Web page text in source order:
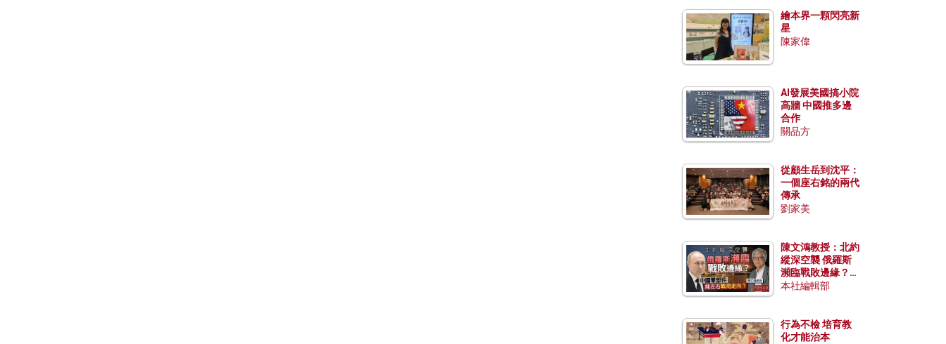
繪本界一顆閃亮新
星
陳家偉
AI發展美國搞小院
高牆 中國推多邊
合作
關品方
從顧生岳到沈平：
一個座右銘的兩代
傳承
劉家美
陳文鴻教授：北約
縱深空襲 俄羅斯
瀕臨戰敗邊緣？中
國零部件能左右戰
本社編輯部
行為不檢 培育教
化才能治本